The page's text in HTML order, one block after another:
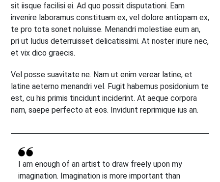
sit iisque facilisi ei. Ad quo possit disputationi. Eam
invenire laboramus constituam ex, vel dolore antiopam ex,
te pro tota sonet noluisse. Menandri molestiae eum an,
pri ut ludus deterruisset delicatissimi. At noster iriure nec,
et vix dico graecis.
Vel posse suavitate ne. Nam ut enim verear latine, et
latine aeterno menandri vel. Fugit habemus posidonium te
est, cu his primis tincidunt inciderint. At aeque corpora
nam, saepe perfecto at eos. Invidunt reprimique ius an.
I am enough of an artist to draw freely upon my
imagination. Imagination is more important than